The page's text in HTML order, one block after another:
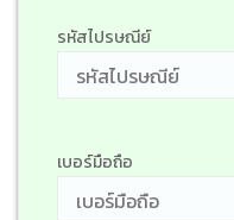
รหัสไปรษณีย์
เบอร์มือถือ